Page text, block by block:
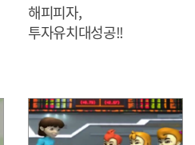
해피피자,
투자유치대성공!!